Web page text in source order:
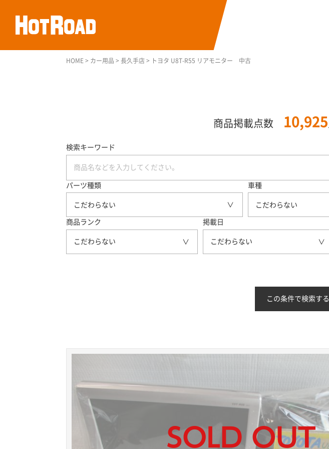
HOME > カー用品 > 長久手店 > トヨタ U8T-R55 リアモニター 中古
商品掲載点数 10,925
検索キーワード
パーツ種類
こだわらない
車種
こだわらない
商品ランク
こだわらない
掲載日
こだわらない
この条件で検索する